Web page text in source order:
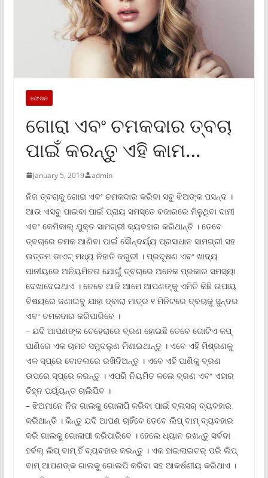
ଫେଶନ
ଗୋରା ଏବଂ ଚମକଦାର ତ୍ବଚା
ପାଇଁ କରନ୍ତୁ ଏହି କାମ…
January 5, 2019 admin
ନିଜ ତ୍ବଚାକୁ ଗୋରା ଏବଂ ଚମକଦାର କରିବା ସବୁ ଝିଅଙ୍କ ପସନ୍ଦ ।
ଆଉ ଏସବୁ ପାଇବା ପାଇଁ ପ୍ରାୟ ସମସ୍ତେ ବଜାରରେ ମିଳୁଥିବା ଦାମୀ
ଏବଂ କେମିକାଲ୍ ଯୁକ୍ତ ସାମଗ୍ରୀ ବ୍ୟବହାର କରିଥାନ୍ତି । ତେବେ
ତ୍ବଚାରେ ଚମକ ଆଣିବା ପାଇଁ ସୌନ୍ଦର୍ୟ୍ୟ ପ୍ରସାଧାନ ସାମଗ୍ରୀ ସହ
ଉତ୍ତମ ଡାଏଟ୍ ମଧ୍ୟ ନିହାତି ଜରୁରୀ । ପ୍ରଦୂଷଣ ଏବଂ ଖାଦ୍ୟ
ପାନୀୟରେ ଅନିୟମିତତା ଯୋଗୁଁ ତ୍ବଚାରେ ଅନେକ ପ୍ରକାର ସମସ୍ୟା
ଦେଖାଦେଇଥାଏ । ତେବେ ଆଜି ଆମେ ଆପଣଙ୍କୁ ଏମିତି କିଛି ଉପାୟ
ବିଷୟରେ ଜଣାଇବୁ ଯାହା ଦ୍ବାରା ମାତ୍ର ୧ ମିନିଟରେ ତ୍ବଚାକୁ ସୁନ୍ଦର
ଏବଂ ଚମକଦାର କରିପାରିବେ ।
– ଯଦି ଆପଣଙ୍କ ଚେହେରାରେ ବ୍ରଣ ହୋଇଛି ତେବେ ଗୋଟିଏ କପ୍
ପାଣିରେ ଏକ ଚାମଚ ସମୁଦଲୁଣ ମିଶାଇଥାନ୍ତୁ । ଏବେ ଏହି ମିଶ୍ରଣକୁ
ଏକ ସ୍ପ୍ରେ ବୋତଲରେ ରଖିଦିଅନ୍ତୁ । ଏବେ ଏହି ପାଣିକୁ ବ୍ରଣ
ଉପରେ ସ୍ପ୍ରେ କରନ୍ତୁ । ଏପରି ନିୟମିତ କଲେ ବ୍ରଣ ଏବଂ ଏହାର
ଚିହ୍ନ ପର୍ୟ୍ୟନ୍ତ ଚାଲିଯିବ ।
– ଝିଅମାନେ ନିଜ ଗାଲକୁ ଗୋଲାପି କରିବା ପାଇଁ ବ୍ଲସର୍ ବ୍ୟବହାର
କରିଥାନ୍ତି । କିନ୍ତୁ ଯଦି ଆପଣ ଚାହିଁବେ ତେବେ ଲିପ୍ ବାମ୍ ବ୍ୟବହାର
କରି ଗାଲକୁ ଗୋଲାପୀ କରିପାରିବେ । ହେଲେ ଧ୍ୟାନ ରଖନ୍ତୁ ସର୍ବଦା
ହର୍ବଲ୍ ଲିପ୍ ବାମ୍ ହିଁ ବ୍ୟବହାର କରନ୍ତୁ । ଏକ ହାଇଲାଇଟର୍ ପରି ଲିପ୍
ବାମ୍ ଆପଣଙ୍କ ଗାଲକୁ ଗୋଲପି କରିବା ସହ ଆକର୍ଷଣୀୟ କରିଥାଏ ।